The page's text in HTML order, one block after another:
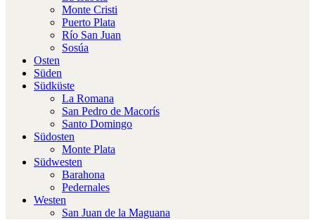
Monte Cristi
Puerto Plata
Río San Juan
Sosúa
Osten
Süden
Südküste
La Romana
San Pedro de Macorís
Santo Domingo
Südosten
Monte Plata
Südwesten
Barahona
Pedernales
Westen
San Juan de la Maguana